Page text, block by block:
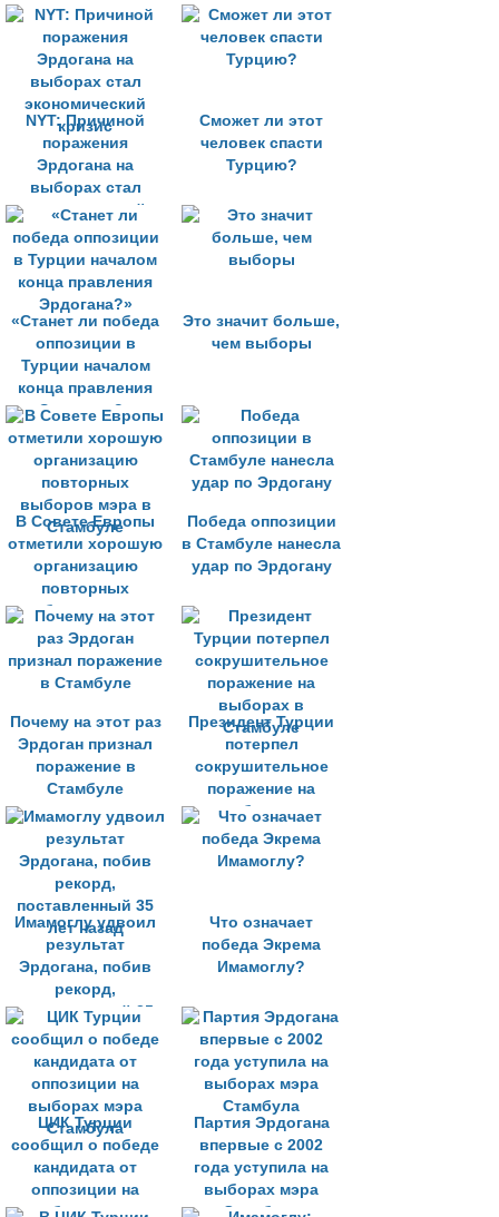
может проиграть
выборы 2023 года»
NYT: Причиной
поражения
Эрдогана на
выборах стал
экономический
кризис
Сможет ли этот
человек спасти
Турцию?
«Станет ли победа
оппозиции в
Турции началом
конца правления
Эрдогана?»
Это значит больше,
чем выборы
В Совете Европы
отметили хорошую
организацию
повторных
выборов мэра в
Стамбуле
Победа оппозиции
в Стамбуле нанесла
удар по Эрдогану
Почему на этот раз
Эрдоган признал
поражение в
Стамбуле
Президент Турции
потерпел
сокрушительное
поражение на
выборах в
Стамбуле
Имамоглу удвоил
результат
Эрдогана, побив
рекорд,
поставленный 35
лет назад
Что означает
победа Экрема
Имамоглу?
ЦИК Турции
сообщил о победе
кандидата от
оппозиции на
выборах мэра
Партия Эрдогана
впервые с 2002
года уступила на
выборах мэра
Стамбула